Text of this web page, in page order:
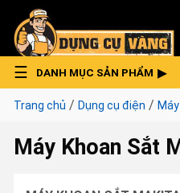
content
DANH MỤC SẢN PHẨM
Trang chủ / Dụng cụ điện /
Máy Khoan Sắt